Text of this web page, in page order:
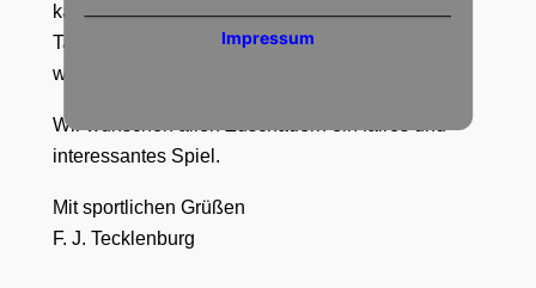
Impressum
kampfbetonte Begegnung zu erwarten sein. Die
Tagesform dürfte ebenfalls mit Ausschlag geben,
wer am Ende einen Erfolg verbuchen kann.
Wir wünschen allen Zuschauern ein faires und
interessantes Spiel.
Mit sportlichen Grüßen
F. J. Tecklenburg